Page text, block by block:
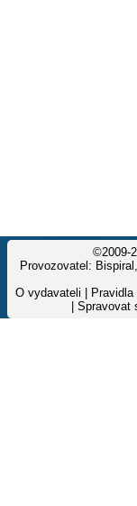
©2009-
Provozovatel:
O vydavateli
Spravovat